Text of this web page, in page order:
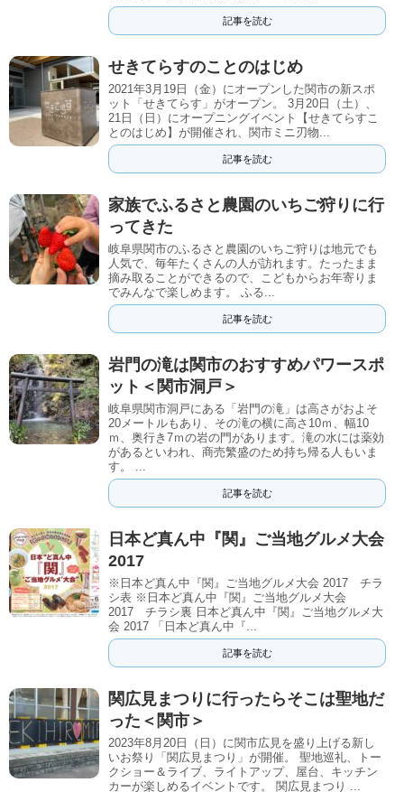
記事を読む
せきてらすのことのはじめ
2021年3月19日（金）にオープンした関市の新スポ
ット「せきてらす」がオープン。 3月20日（土）、
21日（日）にオープニングイベント【せきてらすこ
とのはじめ】が開催され、関市ミニ刃物...
記事を読む
家族でふるさと農園のいちご狩りに行
ってきた
岐阜県関市のふるさと農園のいちご狩りは地元でも
人気で、毎年たくさんの人が訪れます。たったまま
摘み取ることができるので、こどもからお年寄りま
でみんなで楽しめます。 ふる...
記事を読む
岩門の滝は関市のおすすめパワースポ
ット＜関市洞戸＞
岐阜県関市洞戸にある「岩門の滝」は高さがおよそ
20メートルもあり、その滝の横に高さ10ｍ、幅10
ｍ、奥行き7ｍの岩の門があります。滝の水には薬効
があるといわれ、商売繁盛のため持ち帰る人もいま
す。 ...
記事を読む
日本ど真ん中『関』ご当地グルメ大会
2017
※日本ど真ん中『関』ご当地グルメ大会 2017 チラ
シ表 ※日本ど真ん中『関』ご当地グルメ大会
2017 チラシ裏 日本ど真ん中『関』ご当地グルメ大
会 2017 「日本ど真ん中『...
記事を読む
関広見まつりに行ったらそこは聖地だ
った＜関市＞
2023年8月20日（日）に関市広見を盛り上げる新し
いお祭り「関広見まつり」が開催。 聖地巡礼、トー
クショー＆ライブ、ライトアップ、屋台、キッチン
カーが楽しめるイベントです。 関広見まつり ...